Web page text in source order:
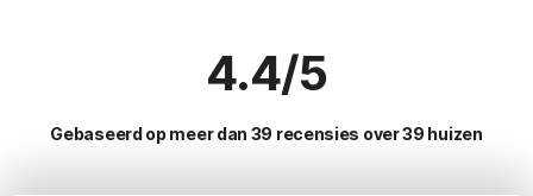
4.4/5
Gebaseerd op meer dan 39 recensies over 39 huizen